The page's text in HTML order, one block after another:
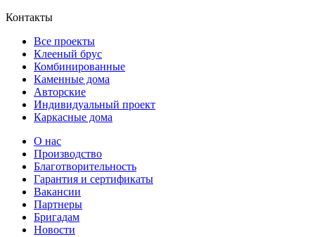
Контакты
Все проекты
Клееный брус
Комбинированные
Каменные дома
Авторские
Индивидуальный проект
Каркасные дома
О нас
Производство
Благотворительность
Гарантия и сертификаты
Вакансии
Партнеры
Бригадам
Новости